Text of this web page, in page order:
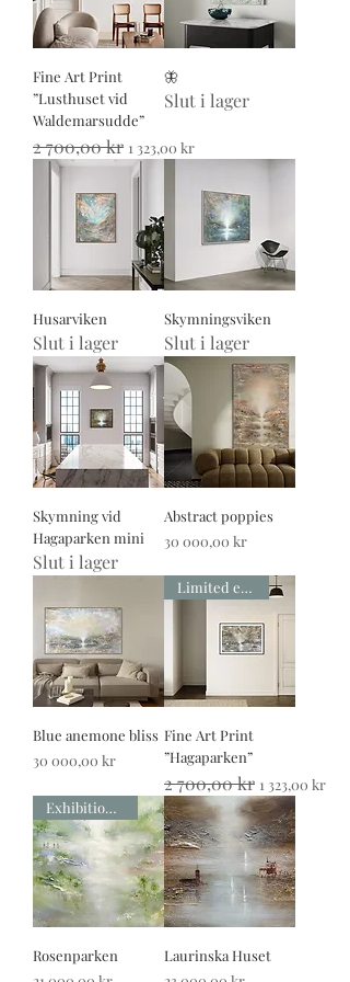
Fine Art Print
”Lusthuset vid
Waldemarsudde”
Ordinarie pris
2 700,00 kr Reapris
1 323,00 kr
🦋
Slut i lager
Husarviken
Slut i lager
Skymningsviken
Slut i lager
Skymning vid
Hagaparken mini
Slut i lager
Abstract poppies
Pris
30 000,00 kr
Blue anemone bliss
Pris
30 000,00 kr
Limited edition
Fine Art Print
”Hagaparken”
Ordinarie pris
2 700,00 kr Reapris
1 323,00 kr
Exhibition painting
Rosenparken
Laurinska Huset